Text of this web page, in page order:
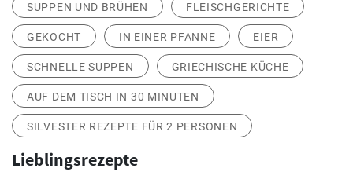
SUPPEN UND BRÜHEN FLEISCHGERICHTE
GEKOCHT IN EINER PFANNE EIER
SCHNELLE SUPPEN GRIECHISCHE KÜCHE
AUF DEM TISCH IN 30 MINUTEN
SILVESTER REZEPTE FÜR 2 PERSONEN
Lieblingsrezepte